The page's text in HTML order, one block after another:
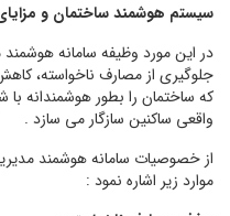
سیستم هوشمند ساختمان و
در این مورد وظیفه سامانه
جلوگیری از مصارف ناخواسته،
كه ساختمان را بطور هوشمندانه
واقعی ساكنین سازگار می سازد .
از خصوصیات سامانه هوشمند
موارد زیر اشاره نمود :